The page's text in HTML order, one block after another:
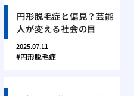
円形脱毛症と偏見？芸能
人が変える社会の目
2025.07.11
円形脱毛症